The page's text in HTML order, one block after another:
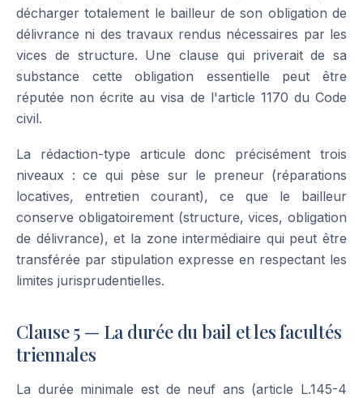
décharger totalement le bailleur de son obligation de
délivrance ni des travaux rendus nécessaires par les
vices de structure. Une clause qui priverait de sa
substance cette obligation essentielle peut être
réputée non écrite au visa de l'article 1170 du Code
civil.
La rédaction-type articule donc précisément trois
niveaux : ce qui pèse sur le preneur (réparations
locatives, entretien courant), ce que le bailleur
conserve obligatoirement (structure, vices, obligation
de délivrance), et la zone intermédiaire qui peut être
transférée par stipulation expresse en respectant les
limites jurisprudentielles.
Clause 5 — La durée du bail et les facultés
triennales
La durée minimale est de neuf ans (article L.145-4